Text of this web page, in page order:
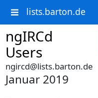
lists.barton.de
ngIRCd
Users
ngircd@lists.barton.de
Januar 2019